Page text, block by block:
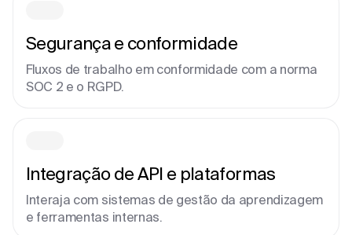
Segurança e conformidade
Fluxos de trabalho em conformidade com a norma
SOC 2 e o RGPD.
Integração de API e plataformas
Interaja com sistemas de gestão da aprendizagem
e ferramentas internas.